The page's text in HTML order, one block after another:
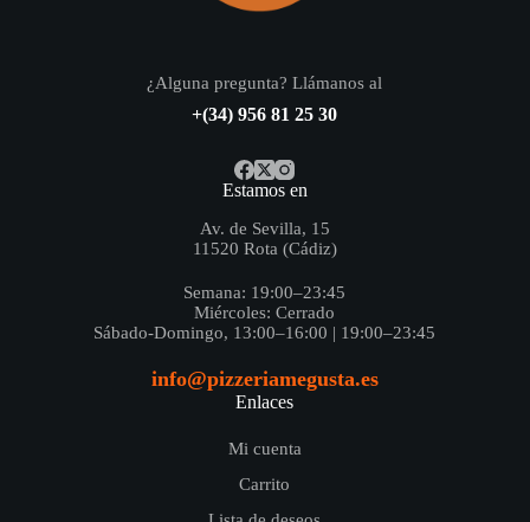
¿Alguna pregunta? Llámanos al
+(34) 956 81 25 30
Estamos en
Av. de Sevilla, 15
11520 Rota (Cádiz)
Semana: 19:00–23:45
Miércoles: Cerrado
Sábado-Domingo, 13:00–16:00 | 19:00–23:45
info@pizzeriamegusta.es
Enlaces
Mi cuenta
Carrito